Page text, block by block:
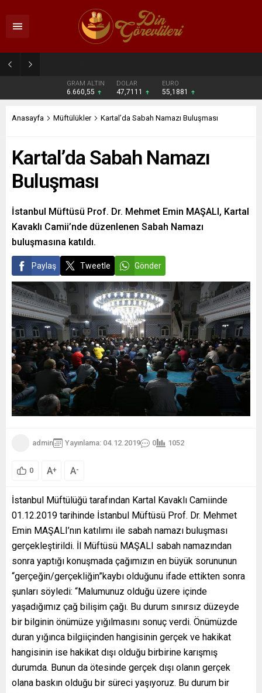
GRAM ALTIN
6.660,55
DOLAR
47,7111
EURO
55,1881
Anasayfa Müftülükler Kartal’da Sabah Namazı Buluşması
Kartal’da Sabah Namazı
Buluşması
İstanbul Müftüsü Prof. Dr. Mehmet Emin MAŞALI, Kartal
Kavaklı Camii’nde düzenlenen Sabah Namazı
buluşmasına katıldı.
Paylaş Tweetle Gönder
admin Yayınlama: 04.12.2019 0 1052
0 A+ A-
İstanbul Müftülüğü tarafından Kartal Kavaklı Camiinde
01.12.2019 tarihinde İstanbul Müftüsü Prof. Dr. Mehmet
Emin MAŞALI’nın katılımı ile sabah namazı buluşması
gerçekleştirildi. İl Müftüsü MAŞALI sabah namazından
sonra yaptığı konuşmada çağımızın en büyük sorununun
“gerçeğin/gerçekliğin”kaybı olduğunu ifade ettikten sonra
şunları söyledi: “Malumunuz olduğu üzere içinde
yaşadığımız çağ bilişim çağı. Bu durum sınırsız düzeyde
bir bilginin önümüze yığılmasını sonuç verdi. Önümüzde
duran yığınca bilgiiçinden hangisinin gerçek ve hakikat
hangisinin ise hakikat dışı olduğu birbirine karışmış
durumda. Bunun da ötesinde gerçek dışı olanın gerçek
olana baskın olduğu bir süreci yaşıyoruz. Bu durum bir